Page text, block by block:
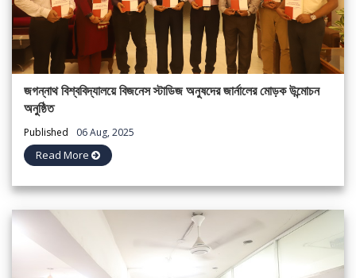
জগন্নাথ বিশ্ববিদ্যালয়ে বিজনেস স্টাডিজ অনুষদের জার্নালের মোড়ক উন্মোচন
অনুষ্ঠিত
Published 06 Aug, 2025
Read More